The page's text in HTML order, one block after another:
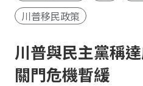
川普移民政策
川普與民主黨稱
關門危機暫緩